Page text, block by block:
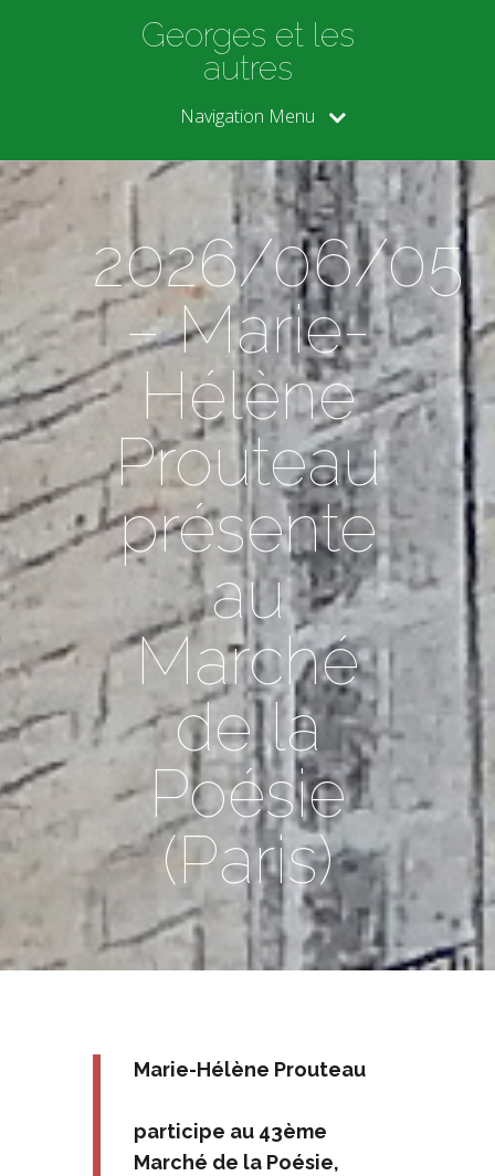
Georges et les
autres
Navigation Menu
2026/06/05
– Marie-
Hélène
Prouteau
présente
au
Marché
de la
Poésie
(Paris)
Marie-Hélène Prouteau
participe au 43ème
Marché de la Poésie,